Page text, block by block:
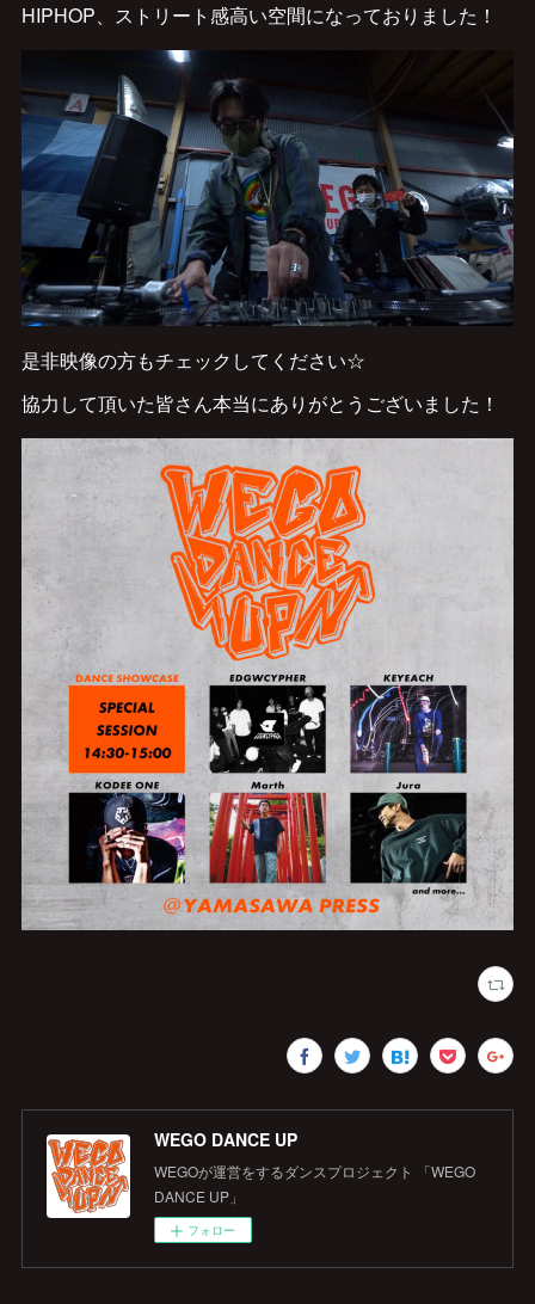
HIPHOP、ストリート感高い空間になっておりました！
是非映像の方もチェックしてください☆
協力して頂いた皆さん本当にありがとうございました！
WEGO DANCE UP
WEGOが運営をするダンスプロジェクト 「WEGO
DANCE UP」
フォロー